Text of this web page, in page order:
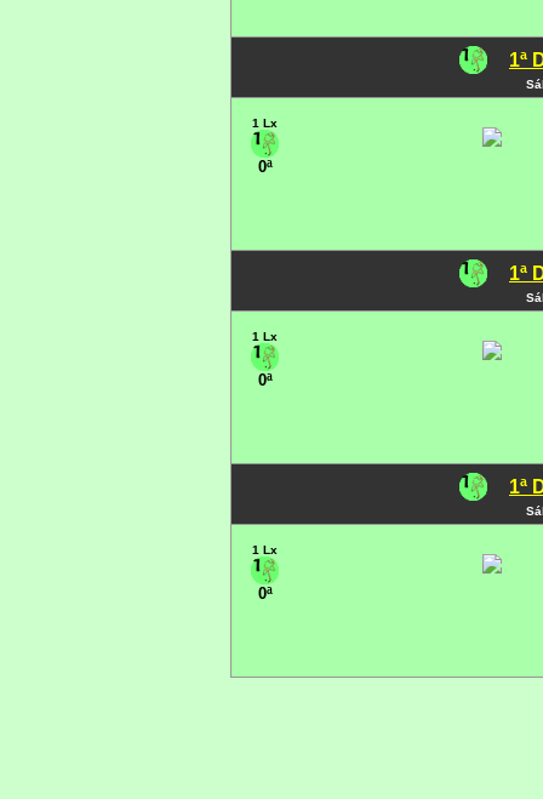
1ª
1 Lx
0ª
1ª
1 Lx
0ª
1ª
1 Lx
0ª